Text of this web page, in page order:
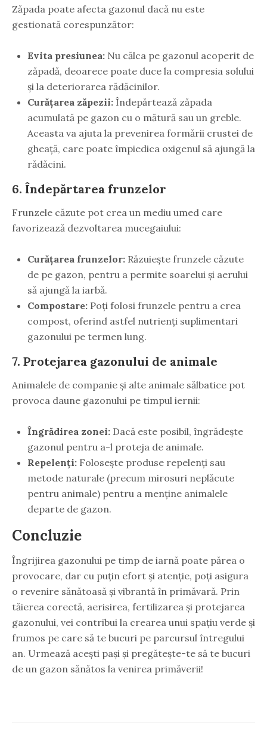
Zăpada poate afecta gazonul dacă nu este
gestionată corespunzător:
Evita presiunea: Nu călca pe gazonul acoperit de
zăpadă, deoarece poate duce la compresia solului
și la deteriorarea rădăcinilor.
Curățarea zăpezii: Îndepărtează zăpada
acumulată pe gazon cu o mătură sau un greble.
Aceasta va ajuta la prevenirea formării crustei de
gheață, care poate împiedica oxigenul să ajungă la
rădăcini.
6. Îndepărtarea frunzelor
Frunzele căzute pot crea un mediu umed care
favorizează dezvoltarea mucegaiului:
Curățarea frunzelor: Răzuiește frunzele căzute
de pe gazon, pentru a permite soarelui și aerului
să ajungă la iarbă.
Compostare: Poți folosi frunzele pentru a crea
compost, oferind astfel nutrienți suplimentari
gazonului pe termen lung.
7. Protejarea gazonului de animale
Animalele de companie și alte animale sălbatice pot
provoca daune gazonului pe timpul iernii:
Îngrădirea zonei: Dacă este posibil, îngrădește
gazonul pentru a-l proteja de animale.
Repelenți: Folosește produse repelenți sau
metode naturale (precum mirosuri neplăcute
pentru animale) pentru a menține animalele
departe de gazon.
Concluzie
Îngrijirea gazonului pe timp de iarnă poate părea o
provocare, dar cu puțin efort și atenție, poți asigura
o revenire sănătoasă și vibrantă în primăvară. Prin
tăierea corectă, aerisirea, fertilizarea și protejarea
gazonului, vei contribui la crearea unui spațiu verde și
frumos pe care să te bucuri pe parcursul întregului
an. Urmează acești pași și pregătește-te să te bucuri
de un gazon sănătos la venirea primăverii!